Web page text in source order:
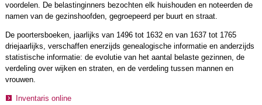
voordelen. De belastinginners bezochten elk huishouden en noteerden de
namen van de gezinshoofden, gegroepeerd per buurt en straat.
De poortersboeken, jaarlijks van 1496 tot 1632 en van 1637 tot 1765
driejaarlijks, verschaffen enerzijds genealogische informatie en anderzijds
statistische informatie: de evolutie van het aantal belaste gezinnen, de
verdeling over wijken en straten, en de verdeling tussen mannen en
vrouwen.
Inventaris online